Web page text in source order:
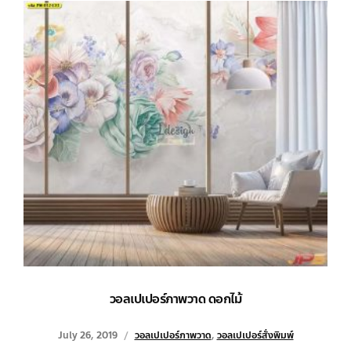
วอลเปเปอร์ภาพวาด ดอกไม้
July 26, 2019 วอลเปเปอร์ภาพวาด, วอลเปเปอร์สั่งพิมพ์